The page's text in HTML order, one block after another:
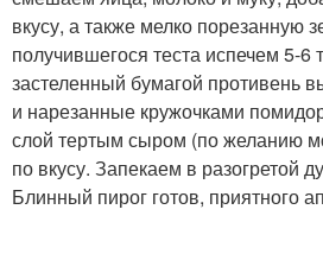
вкусу, а также мелко порезанную
получившегося теста испечем 5-6
застеленный бумагой противень
и нарезанные кружочками
слой тертым сыром (по желанию
по вкусу. Запекаем в разогретой
Блинный пирог готов, приятного